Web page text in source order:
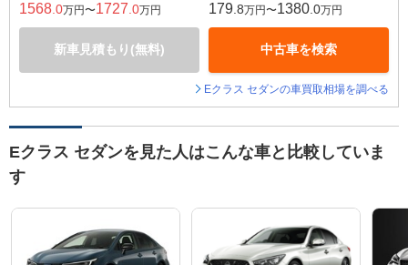
1568 .0万円〜1727 .0万円
新車見積もり(無料)
179 .8万円〜1380 .0万円
中古車を検索
Eクラス セダンの車買取相場を調べる
Eクラス セダンを見た人はこんな車と比較していま
す